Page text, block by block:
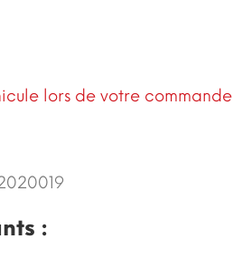
lors de votre commande
: